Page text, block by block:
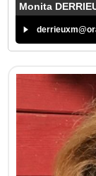
Monita